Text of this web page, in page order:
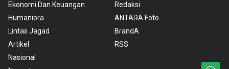
Ekonomi Dan Keuangan
Humaniora
Lintas Jagad
Artikel
Nasional
Redaksi
ANTARA Foto
BrandA
RSS